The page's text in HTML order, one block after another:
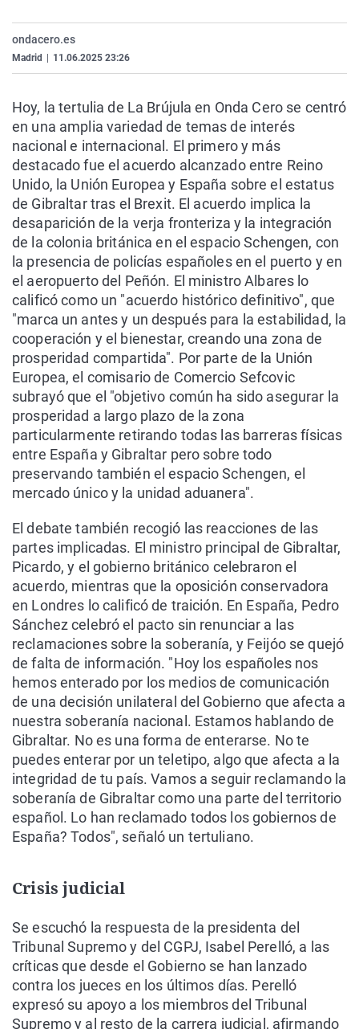
Como el perro y el
Equipo de
Operación Viuda
La Rioja
Navarra
País Vasco
Elecciones
ondacero.es
Madrid 11.06.2025 23:26
Hoy, la tertulia de La Brújula en Onda Cero se centró
en una amplia variedad de temas de interés
nacional e internacional. El primero y más
destacado fue el acuerdo alcanzado entre Reino
Unido, la Unión Europea y España sobre el estatus
de Gibraltar tras el Brexit. El acuerdo implica la
desaparición de la verja fronteriza y la integración
de la colonia británica en el espacio Schengen, con
la presencia de policías españoles en el puerto y en
el aeropuerto del Peñón. El ministro Albares lo
calificó como un "acuerdo histórico definitivo", que
"marca un antes y un después para la estabilidad, la
cooperación y el bienestar, creando una zona de
prosperidad compartida". Por parte de la Unión
Europea, el comisario de Comercio Sefcovic
subrayó que el "objetivo común ha sido asegurar la
prosperidad a largo plazo de la zona
particularmente retirando todas las barreras físicas
entre España y Gibraltar pero sobre todo
preservando también el espacio Schengen, el
mercado único y la unidad aduanera".
El debate también recogió las reacciones de las
partes implicadas. El ministro principal de Gibraltar,
Picardo, y el gobierno británico celebraron el
acuerdo, mientras que la oposición conservadora
en Londres lo calificó de traición. En España, Pedro
Sánchez celebró el pacto sin renunciar a las
reclamaciones sobre la soberanía, y Feijóo se quejó
de falta de información. "Hoy los españoles nos
hemos enterado por los medios de comunicación
de una decisión unilateral del Gobierno que afecta a
nuestra soberanía nacional. Estamos hablando de
Gibraltar. No es una forma de enterarse. No te
puedes enterar por un teletipo, algo que afecta a la
integridad de tu país. Vamos a seguir reclamando la
soberanía de Gibraltar como una parte del territorio
español. Lo han reclamado todos los gobiernos de
España? Todos", señaló un tertuliano.
Crisis judicial
Se escuchó la respuesta de la presidenta del
Tribunal Supremo y del CGPJ, Isabel Perelló, a las
críticas que desde el Gobierno se han lanzado
contra los jueces en los últimos días. Perelló
expresó su apoyo a los miembros del Tribunal
Supremo y al resto de la carrera judicial, afirmando